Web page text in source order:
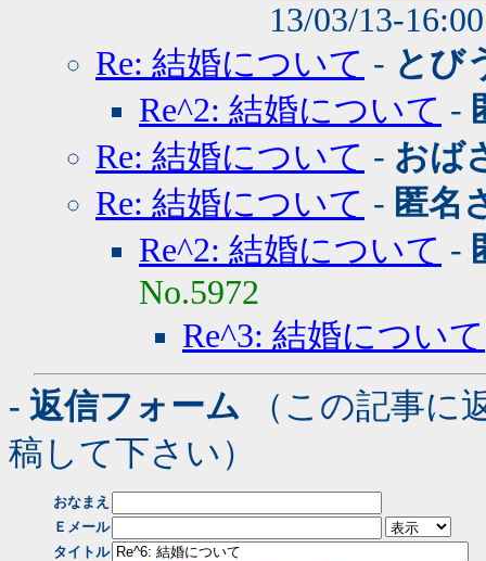
13/03/13-
Re: 結婚について - とび
Re^2: 結婚について -
Re: 結婚について - おば
Re: 結婚について - 匿名
Re^2: 結婚について -
No.5972
Re^3: 結婚について
- 返信フォーム （この記事に
稿して下さい）
おなまえ
Ｅメール
タイトル